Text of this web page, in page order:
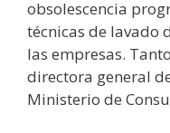
obsolescencia
técnicas de lavado
las empresas.
directora general
Ministerio de